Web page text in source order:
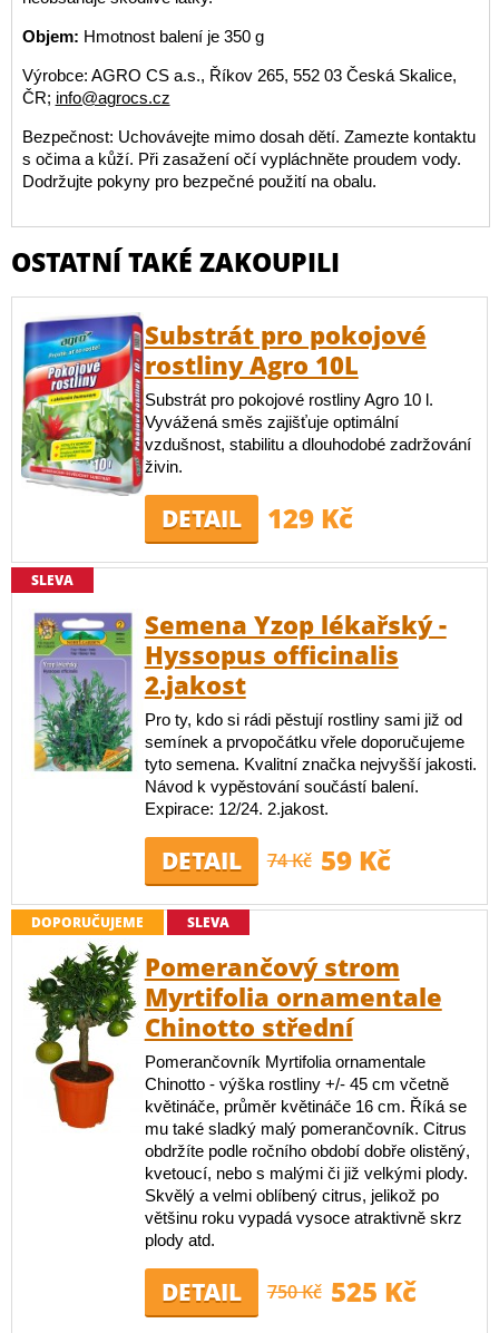
Objem: Hmotnost balení je 350 g
Výrobce: AGRO CS a.s., Říkov 265, 552 03 Česká Skalice,
ČR; info@agrocs.cz
Bezpečnost: Uchovávejte mimo dosah dětí. Zamezte kontaktu
s očima a kůží. Při zasažení očí vypláchněte proudem vody.
Dodržujte pokyny pro bezpečné použití na obalu.
OSTATNÍ TAKÉ ZAKOUPILI
Substrát pro pokojové
rostliny Agro 10L
Substrát pro pokojové rostliny Agro 10 l.
Vyvážená směs zajišťuje optimální
vzdušnost, stabilitu a dlouhodobé zadržování
živin.
DETAIL 129 Kč
SLEVA
Semena Yzop lékařský -
Hyssopus officinalis
2.jakost
Pro ty, kdo si rádi pěstují rostliny sami již od
semínek a prvopočátku vřele doporučujeme
tyto semena. Kvalitní značka nejvyšší jakosti.
Návod k vypěstování součástí balení.
Expirace: 12/24. 2.jakost.
DETAIL 74 Kč 59 Kč
DOPORUČUJEME SLEVA
Pomerančový strom
Myrtifolia ornamentale
Chinotto střední
Pomerančovník Myrtifolia ornamentale
Chinotto - výška rostliny +/- 45 cm včetně
květináče, průměr květináče 16 cm. Říká se
mu také sladký malý pomerančovník. Citrus
obdržíte podle ročního období dobře olistěný,
kvetoucí, nebo s malými či již velkými plody.
Skvělý a velmi oblíbený citrus, jelikož po
většinu roku vypadá vysoce atraktivně skrz
plody atd.
DETAIL 750 Kč 525 Kč